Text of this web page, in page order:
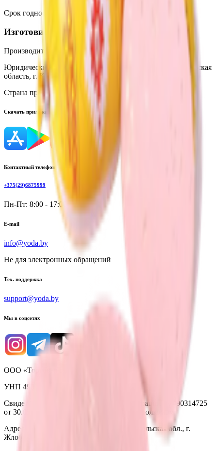
Срок годности
Изготовитель
Производитель:
ОАО «Калинковичский мясокомбинат»
Юридический адрес:
247710, Республика Беларусь, Гомельская
область, г. Калинковичи, ул. Северная, 8
Страна производства:
Республика Беларусь
Скачать приложение
Контактный телефон
+375(29)6875999
Пн-Пт: 8:00 - 17:00
E-mail
info@yoda.by
Не для электронных обращений
Тех. поддержка
support@yoda.by
Мы в соцсетях
ООО «Торговая сеть «Продмир»
УНП 490314725
Свидетельство о государственной регистрации № 490314725
от 30.05.2003г выдано Гомельским облисполкомом
Адрес: 247210, Республика Беларусь, Гомельская обл., г.
Жлобин, ул. Козлова 2-А